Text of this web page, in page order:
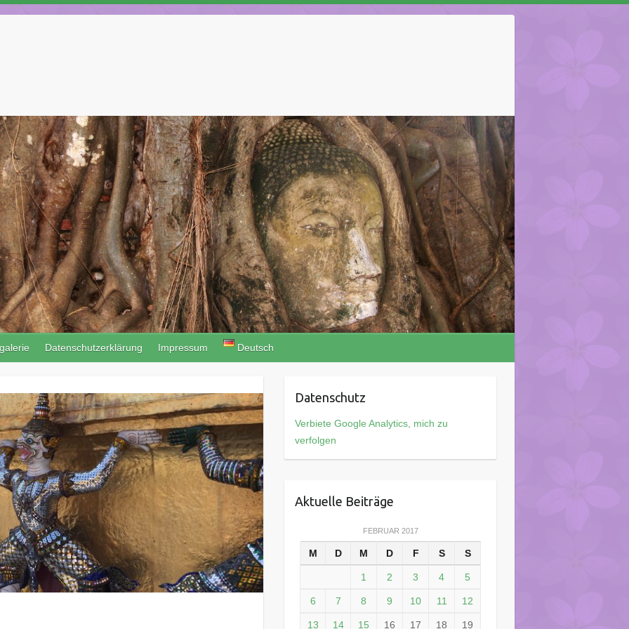
Datenschutzerklärung Impressum Deutsch
Datenschutz
Verbiete Google Analytics, mich zu
verfolgen
Aktuelle Beiträge
FEBRUAR 2017
M D M D F S S
1 2 3 4 5
6 7 8 9 10 11 12
13 14 15 16 17 18 19